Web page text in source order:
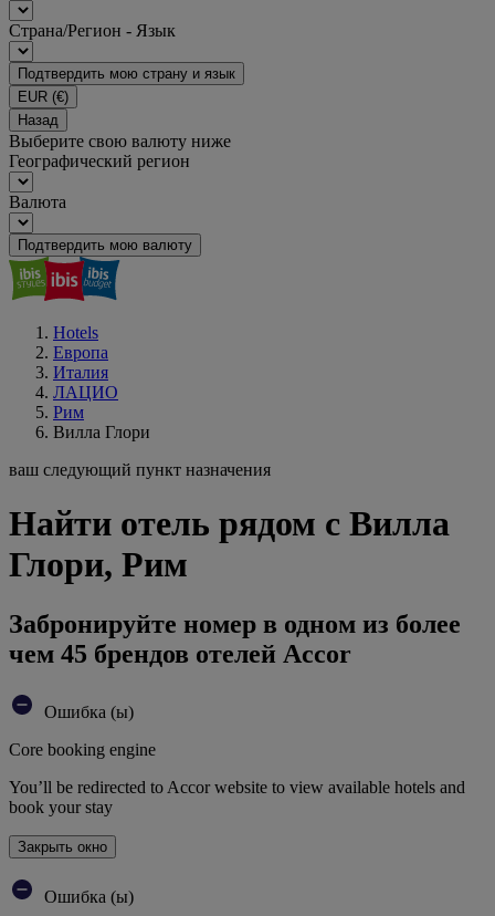
Страна/Регион - Язык
Подтвердить мою страну и язык
EUR (€)
Назад
Выберите свою валюту ниже
Географический регион
Валюта
Подтвердить мою валюту
Hotels
Европа
Италия
ЛАЦИО
Рим
Вилла Глори
ваш следующий пункт назначения
Найти отель рядом с Вилла
Глори, Рим
Забронируйте номер в одном из более
чем 45 брендов отелей Accor
Ошибка (ы)
Core booking engine
You’ll be redirected to Accor website to view available hotels and
book your stay
Закрыть окно
Ошибка (ы)